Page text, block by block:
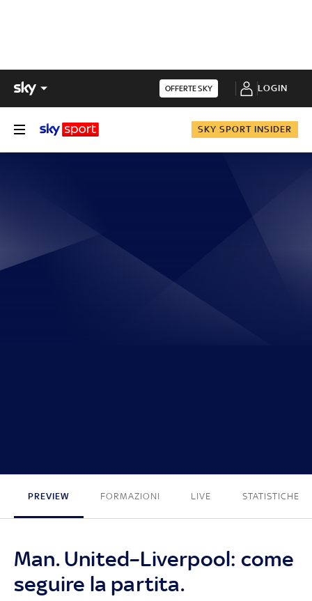
OFFERTE SKY LOGIN
SKY SPORT INSIDER
PREVIEW FORMAZIONI LIVE STATISTICHE
Man. United–Liverpool: come
seguire la partita.